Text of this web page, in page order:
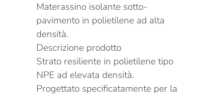
Materassino isolante sotto-
pavimento in polietilene ad alta
densità.
Descrizione prodotto
Strato resiliente in polietilene tipo
NPE ad elevata densità.
Progettato specificatamente per la